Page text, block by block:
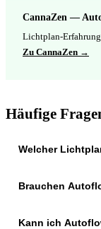
CannaZen —
Lichtplan-
Zu CannaZen →
Häufige
Welcher
Brauchen
Kann ich